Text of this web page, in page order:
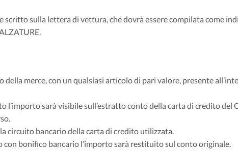
scritto sulla lettera di vettura, che dovrà essere compilata come
merce, con un qualsiasi articolo di pari valore, presente
l’importo sarà visibile sull’estratto conto della carta di credito del
circuito bancario della carta di credito utilizzata.
con bonifico bancario l’importo sarà restituito sul conto originale.